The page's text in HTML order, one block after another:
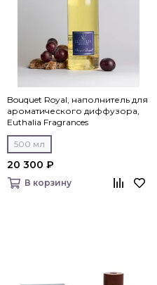
Bouquet Royal, наполнитель для
ароматического диффузора,
Euthalia Fragrances
500 мл
20 300 ₽
В корзину